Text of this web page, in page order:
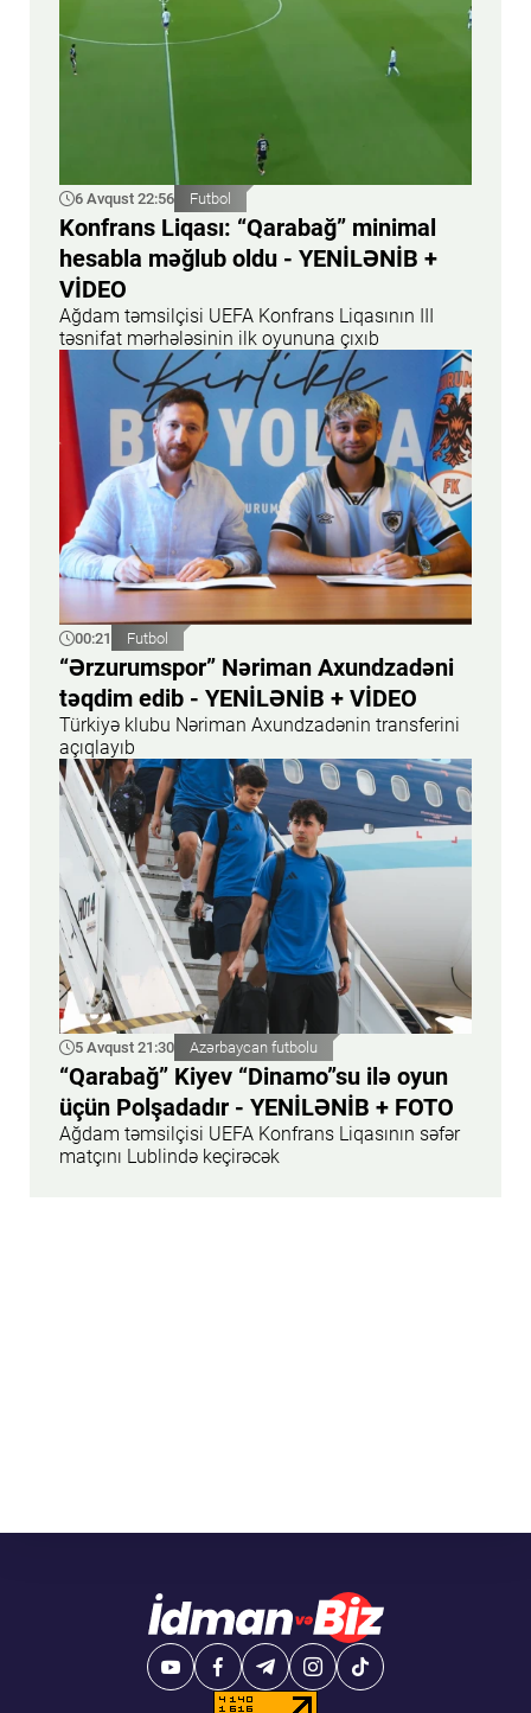
6 Avqust 22:56 Futbol
Konfrans Liqası: “Qarabağ” minimal
hesabla məğlub oldu - YENİLƏNİB +
VİDEO
Ağdam təmsilçisi UEFA Konfrans Liqasının III
təsnifat mərhələsinin ilk oyununa çıxıb
00:21 Futbol
“Ərzurumspor” Nəriman Axundzadəni
təqdim edib - YENİLƏNİB + VİDEO
Türkiyə klubu Nəriman Axundzadənin transferini
açıqlayıb
5 Avqust 21:30 Azərbaycan futbolu
“Qarabağ” Kiyev “Dinamo”su ilə oyun
üçün Polşadadır - YENİLƏNİB + FOTO
Ağdam təmsilçisi UEFA Konfrans Liqasının səfər
matçını Lublində keçirəcək